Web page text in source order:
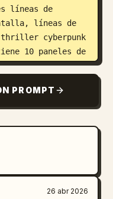
líneas de
líneas de
thriller cyberpunk
10 paneles de
alrededor del
REC rojo,
ubicación
etiquetado
con
en clave
panel de
etiquetado como
PROMPT
26 abr 2026